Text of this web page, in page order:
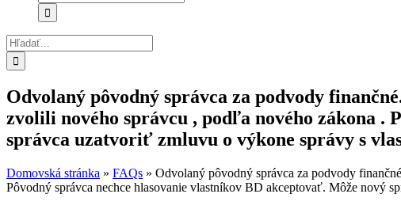
Hľadať:
Odvolaný pôvodný správca za podvody
zvolili nového správcu , podľa nového zákona .
správca uzatvoriť zmluvu o výkone správy s
Domovská stránka » FAQs » Odvolaný pôvodný správca za podvody
Pôvodný správca nechce hlasovanie vlastníkov BD akceptovať. Môže nový